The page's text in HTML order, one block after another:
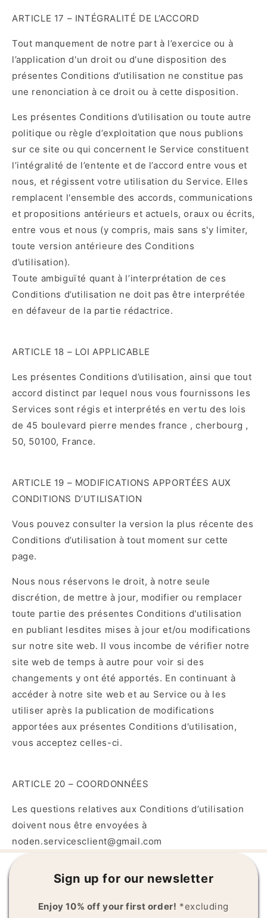
ARTICLE 17 – INTÉGRALITÉ DE L’ACCORD
Tout manquement de notre part à l’exercice ou à
l’application d'un droit ou d'une disposition des
présentes Conditions d’utilisation ne constitue pas
une renonciation à ce droit ou à cette disposition.
Les présentes Conditions d’utilisation ou toute autre
politique ou règle d’exploitation que nous publions
sur ce site ou qui concernent le Service constituent
l’intégralité de l’entente et de l’accord entre vous et
nous, et régissent votre utilisation du Service. Elles
remplacent l'ensemble des accords, communications
et propositions antérieurs et actuels, oraux ou écrits,
entre vous et nous (y compris, mais sans s'y limiter,
toute version antérieure des Conditions
d’utilisation).
Toute ambiguïté quant à l’interprétation de ces
Conditions d’utilisation ne doit pas être interprétée
en défaveur de la partie rédactrice.
ARTICLE 18 – LOI APPLICABLE
Les présentes Conditions d’utilisation, ainsi que tout
accord distinct par lequel nous vous fournissons les
Services sont régis et interprétés en vertu des lois
de 45 boulevard pierre mendes france , cherbourg ,
50, 50100, France.
ARTICLE 19 – MODIFICATIONS APPORTÉES AUX
CONDITIONS D’UTILISATION
Vous pouvez consulter la version la plus récente des
Conditions d’utilisation à tout moment sur cette
page.
Nous nous réservons le droit, à notre seule
discrétion, de mettre à jour, modifier ou remplacer
toute partie des présentes Conditions d'utilisation
en publiant lesdites mises à jour et/ou modifications
sur notre site web. Il vous incombe de vérifier notre
site web de temps à autre pour voir si des
changements y ont été apportés. En continuant à
accéder à notre site web et au Service ou à les
utiliser après la publication de modifications
apportées aux présentes Conditions d'utilisation,
vous acceptez celles-ci.
ARTICLE 20 – COORDONNÉES
Les questions relatives aux Conditions d’utilisation
doivent nous être envoyées à
noden.servicesclient@gmail.com
Sign up for our newsletter
Enjoy 10% off your first order! *excluding